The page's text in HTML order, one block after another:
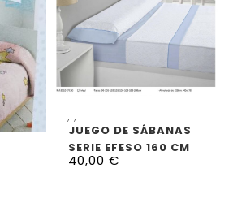
,,
JUEGO DE SÁBANAS
SERIE EFESO 160 CM
40,00€